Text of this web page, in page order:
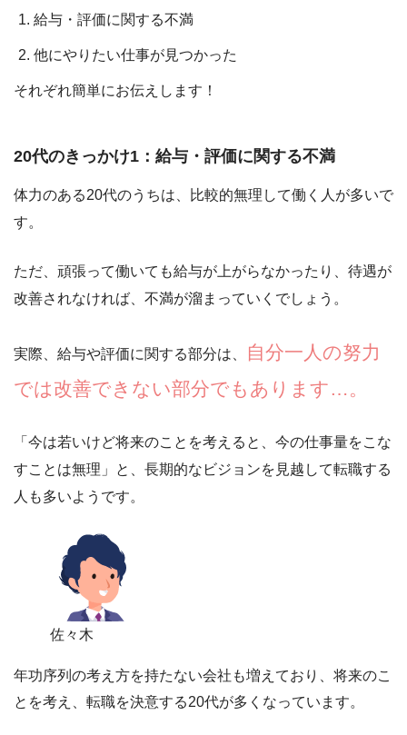
給与・評価に関する不満
他にやりたい仕事が見つかった
それぞれ簡単にお伝えします！
20代のきっかけ1：給与・評価に関する不満
体力のある20代のうちは、比較的無理して働く人が多いで
す。
ただ、頑張って働いても給与が上がらなかったり、待遇が
改善されなければ、不満が溜まっていくでしょう。
実際、給与や評価に関する部分は、
自分一人の努力
では改善できない部分でもあります…。
「今は若いけど将来のことを考えると、今の仕事量をこな
すことは無理」
と、長期的なビジョンを見越して転職する
人も多いようです。
佐々木
年功序列の考え方を持たない会社も増えており、将来のこ
とを考え、転職を決意する20代が多くなっています。